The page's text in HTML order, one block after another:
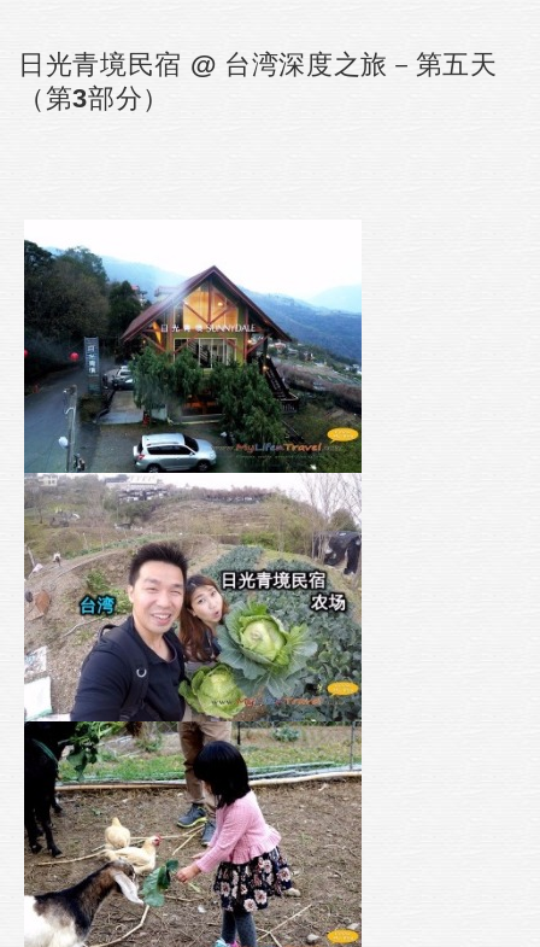
日光青境民宿 @ 台湾深度之旅－第五天
（第3部分）